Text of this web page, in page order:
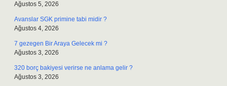
Ağustos 5, 2026
Avanslar SGK primine tabi midir ?
Ağustos 4, 2026
7 gezegen Bir Araya Gelecek mi ?
Ağustos 3, 2026
320 borç bakiyesi verirse ne anlama gelir ?
Ağustos 3, 2026